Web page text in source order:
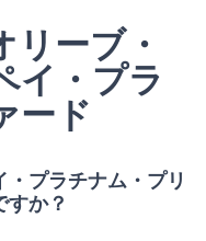
リーブ・
イ・プラ
ード
プラチナム・プリ
すか？